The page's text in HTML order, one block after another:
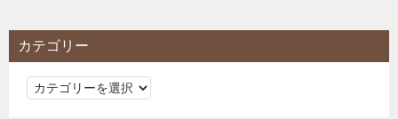
カテゴリー
カ